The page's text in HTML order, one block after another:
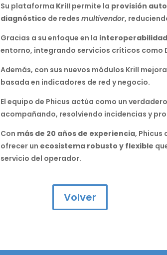
Su plataforma Krillpermite la provisión
diagnóstico de redes multivendor,
Gracias a su enfoque en la
entorno, integrando servicios críticos como
Además, con sus nuevos módulos Krill
basada en indicadores de red y negocio.
El equipo de Phicus actúa como un verdadero
acompañando, resolviendo incidencias y
Con más de 20 años de experiencia,
ofrecer un ecosistema robusto y flexible
servicio del operador.
Volver